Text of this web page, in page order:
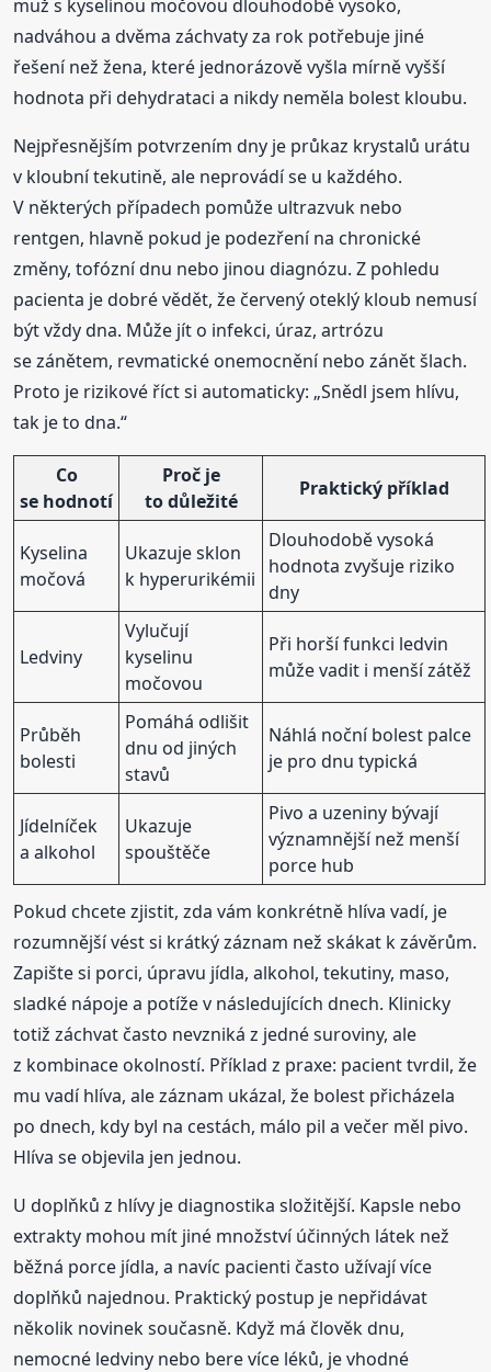
muž s kyselinou močovou dlouhodobě vysoko,
nadváhou a dvěma záchvaty za rok potřebuje jiné
řešení než žena, které jednorázově vyšla mírně vyšší
hodnota při dehydrataci a nikdy neměla bolest kloubu.
Nejpřesnějším potvrzením dny je průkaz krystalů urátu
v kloubní tekutině, ale neprovádí se u každého.
V některých případech pomůže ultrazvuk nebo
rentgen, hlavně pokud je podezření na chronické
změny, tofózní dnu nebo jinou diagnózu. Z pohledu
pacienta je dobré vědět, že červený oteklý kloub nemusí
být vždy dna. Může jít o infekci, úraz, artrózu
se zánětem, revmatické onemocnění nebo zánět šlach.
Proto je rizikové říct si automaticky: „Snědl jsem hlívu,
tak je to dna.“
Co
se hodnotí
Proč je
to důležité
Praktický příklad
Kyselina
močová
Ukazuje sklon
k hyperurikémii
Dlouhodobě vysoká
hodnota zvyšuje riziko
dny
Ledviny
Vylučují
kyselinu
močovou
Při horší funkci ledvin
může vadit i menší zátěž
Průběh
bolesti
Pomáhá odlišit
dnu od jiných
stavů
Náhlá noční bolest palce
je pro dnu typická
Jídelníček
a alkohol
Ukazuje
spouštěče
Pivo a uzeniny bývají
významnější než menší
porce hub
Pokud chcete zjistit, zda vám konkrétně hlíva vadí, je
rozumnější vést si krátký záznam než skákat k závěrům.
Zapište si porci, úpravu jídla, alkohol, tekutiny, maso,
sladké nápoje a potíže v následujících dnech. Klinicky
totiž záchvat často nevzniká z jedné suroviny, ale
z kombinace okolností. Příklad z praxe: pacient tvrdil, že
mu vadí hlíva, ale záznam ukázal, že bolest přicházela
po dnech, kdy byl na cestách, málo pil a večer měl pivo.
Hlíva se objevila jen jednou.
U doplňků z hlívy je diagnostika složitější. Kapsle nebo
extrakty mohou mít jiné množství účinných látek než
běžná porce jídla, a navíc pacienti často užívají více
doplňků najednou. Praktický postup je nepřidávat
několik novinek současně. Když má člověk dnu,
nemocné ledviny nebo bere více léků, je vhodné